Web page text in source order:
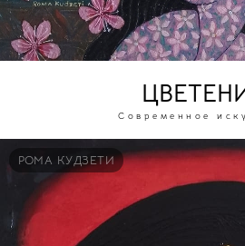
Современное
РОМА КУДЗЕТИ